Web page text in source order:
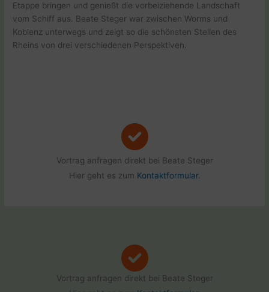
Etappe bringen und genießt die vorbeiziehende Landschaft
vom Schiff aus. Beate Steger war zwischen Worms und
Koblenz unterwegs und zeigt so die schönsten Stellen des
Rheins von drei verschiedenen Perspektiven.
Vortrag anfragen direkt bei Beate Steger
Hier geht es zum Kontaktformular.
Vortrag anfragen direkt bei Beate Steger